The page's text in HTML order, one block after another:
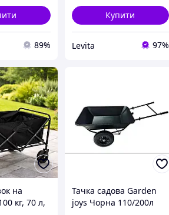
89%
Купити
Levita 97%
на
кг, 70 л,
Тачка садова Garden
joys Чорна 110/200л